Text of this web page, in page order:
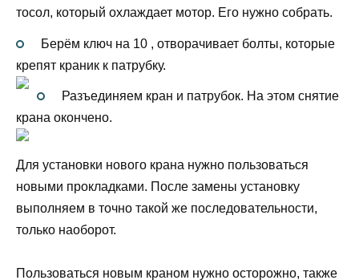
тосол, который охлаждает мотор. Его нужно собрать.
Берём ключ на 10 , отворачивает болты, которые
крепят краник к патрубку.
Разъединяем кран и патрубок. На этом снятие
крана окончено.
Для установки нового крана нужно пользоваться
новыми прокладками. После замены установку
выполняем в точно такой же последовательности,
только наоборот.
Пользоваться новым краном нужно осторожно, также